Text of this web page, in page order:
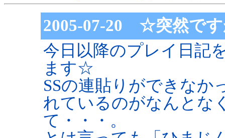
2005-07-20 ☆突然で
今日以降のプレイ日記
ます☆
SSの連貼りができなか
れているのがなんとな
て・・・。